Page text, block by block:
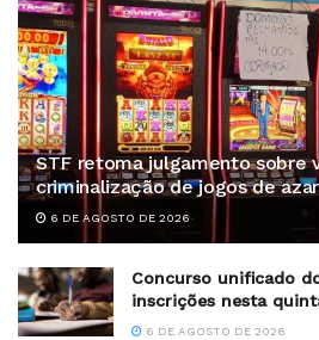
STF retoma julgamento sobre
criminalização de jogos de
6 DE AGOSTO DE 2026
Concurso unificado
inscrições nesta
6 DE AGOSTO DE 2026